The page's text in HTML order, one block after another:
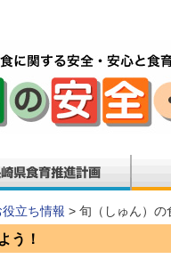
役立ち情報 > 旬（しゅん）の
う！